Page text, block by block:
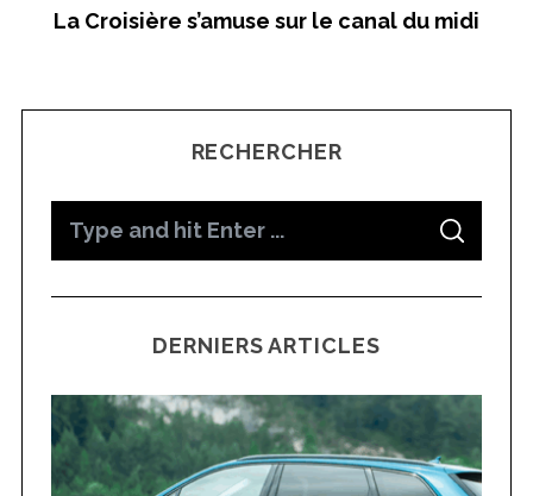
La Croisière s’amuse sur le canal du midi
RECHERCHER
f
o
r
S
A
C
DERNIERS ARTICLES